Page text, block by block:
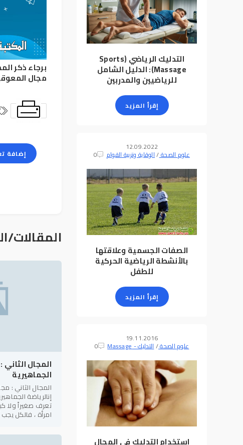
التدليك الرياضي (Sports
Massage): الدليل الشامل
للرياضيين والمدربين
إقرأ المزيد
12.09.2022
علوم الصحة/الوقاية وتربية القوام 0
الصفات الجسمية وعلاقتها
بالأنشطة الرياضية الحركية
للطفل
إقرأ المزيد
19.11.2016
علوم الصحة/التدليك - Massage 0
استخدام التدليك في المجال
برجاء ذكر
مجال
إضافة
المجال
الجماهيرية
المجال الثاني :
إنالرياضة
تعرف صغيراً ولا
امرأة ، فالكل